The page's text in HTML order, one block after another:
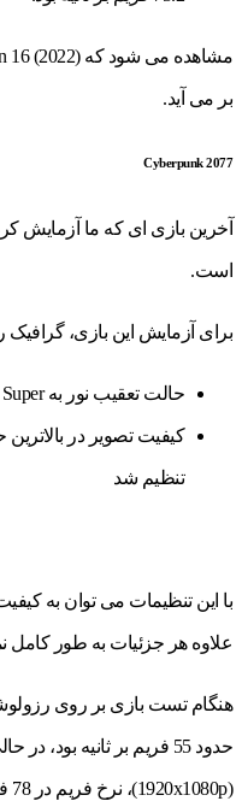
بر می آید.
Cyberpunk 2077
است.
برای آزمایش این بازی، گرافیک
حالت تعقیب نور به Super تغییر کرد
تنظیم شد
با این تنظیمات می توان به
علاوه هر جزئیات به طور کامل
(1920x1080p)، نرخ فریم در 78 فریم بر ثانیه ثابت بود.